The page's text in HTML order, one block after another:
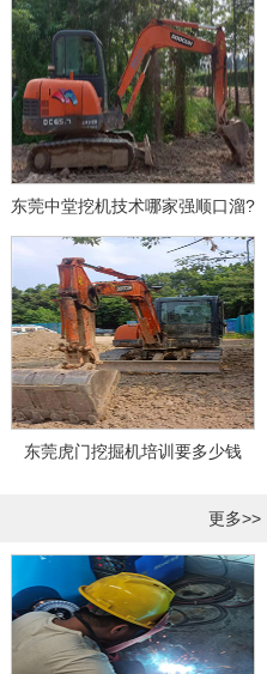
东莞中堂挖机技术哪家强顺口溜?
东莞虎门挖掘机培训要多少钱
更多>>